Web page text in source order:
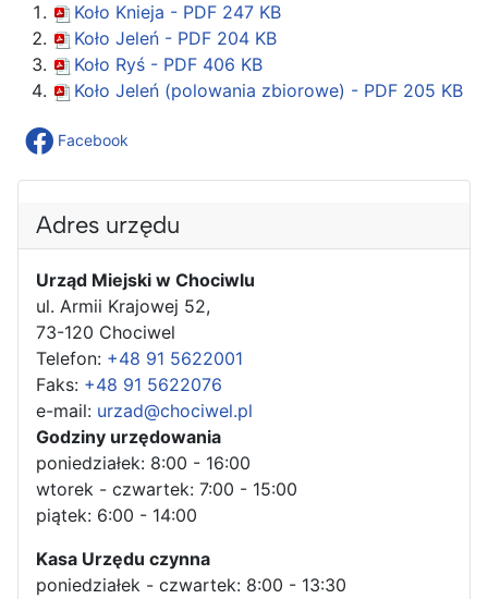
Koło Knieja - PDF 247 KB
Koło Jeleń - PDF 204 KB
Koło Ryś - PDF 406 KB
Koło Jeleń (polowania zbiorowe) - PDF 205 KB
Facebook
Adres urzędu
Urząd Miejski w Chociwlu
ul. Armii Krajowej 52,
73-120 Chociwel
Telefon: +48 91 5622001
Faks: +48 91 5622076
e-mail: urzad@chociwel.pl
Godziny urzędowania
poniedziałek: 8:00 - 16:00
wtorek - czwartek: 7:00 - 15:00
piątek: 6:00 - 14:00
Kasa Urzędu czynna
poniedziałek - czwartek: 8:00 - 13:30